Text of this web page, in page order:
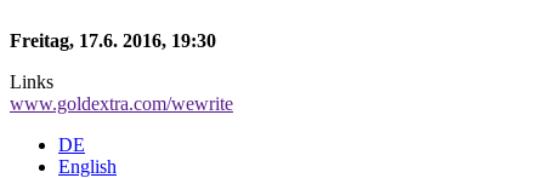
Freitag, 17.6. 2016, 19:30
Links
www.goldextra.com/wewrite
DE
English